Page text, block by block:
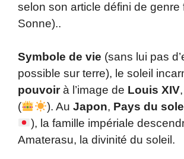
selon son article défini de genre
Sonne)..
Symbole de vie (sans lui pas
possible sur terre), le soleil
pouvoirà l’image de Louis XIV
(
). AuJapon, Pays du
), la famille impériale
Amaterasu, la divinité du soleil.